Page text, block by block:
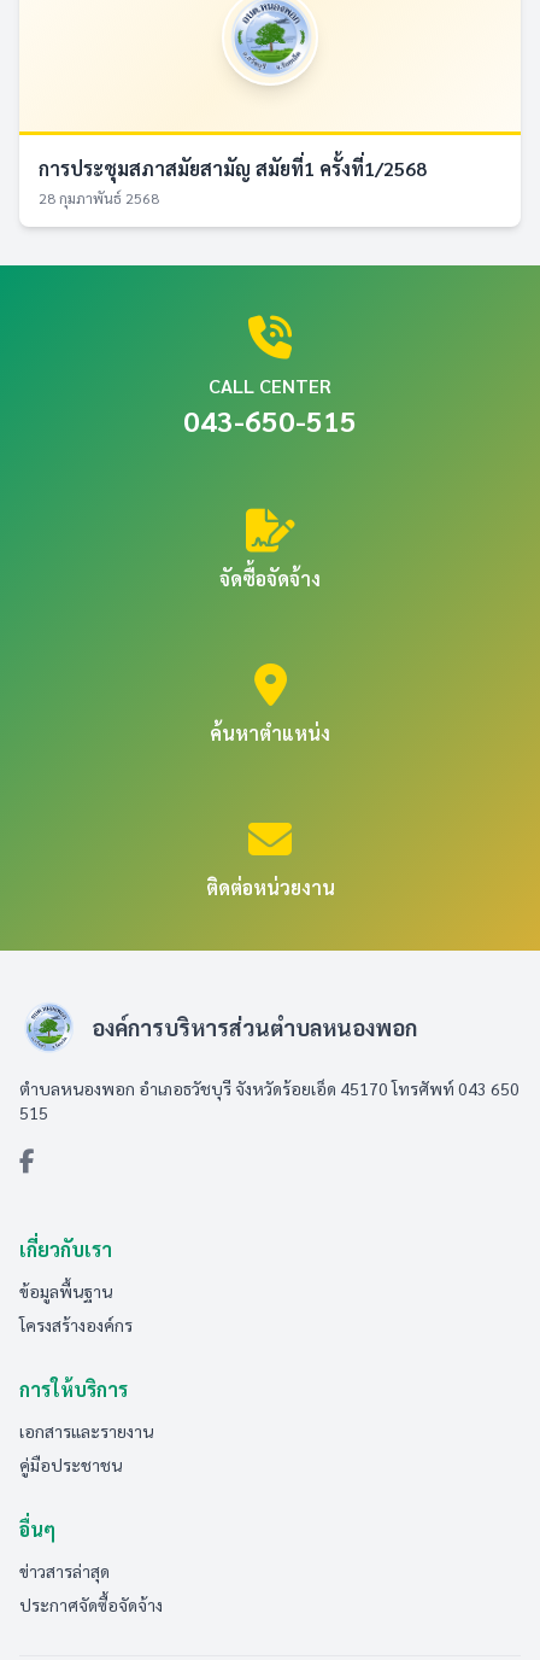
การประชุมสภาสมัยสามัญ สมัยที่1 ครั้งที่1/2568
28 กุมภาพันธ์ 2568
CALL CENTER
043-650-515
จัดซื้อจัดจ้าง
ค้นหาตำแหน่ง
ติดต่อหน่วยงาน
องค์การบริหารส่วนตำบลหนองพอก
ตำบลหนองพอก อำเภอธวัชบุรี จังหวัดร้อยเอ็ด 45170 โทรศัพท์ 043 650
515
เกี่ยวกับเรา
ข้อมูลพื้นฐาน
โครงสร้างองค์กร
การให้บริการ
เอกสารและรายงาน
คู่มือประชาชน
อื่นๆ
ข่าวสารล่าสุด
ประกาศจัดซื้อจัดจ้าง